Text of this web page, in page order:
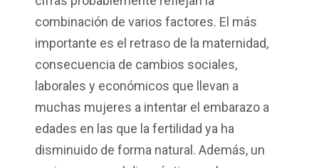
combinación de varios factores. El más
importante es el retraso de la maternidad,
consecuencia de cambios sociales,
laborales y económicos que llevan a
muchas mujeres a intentar el embarazo a
edades en las que la fertilidad ya ha
disminuido de forma natural. Además, un